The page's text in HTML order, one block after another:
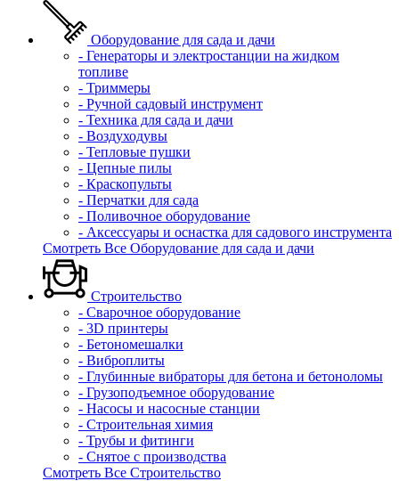
Оборудование для сада и дачи
- Генераторы и электростанции на жидком
топливе
- Триммеры
- Ручной садовый инструмент
- Техника для сада и дачи
- Воздуходувы
- Тепловые пушки
- Цепные пилы
- Краскопульты
- Перчатки для сада
- Поливочное оборудование
- Аксессуары и оснастка для садового инструмента
Смотреть Все Оборудование для сада и дачи
Строительство
- Сварочное оборудование
- 3D принтеры
- Бетономешалки
- Виброплиты
- Глубинные вибраторы для бетона и бетоноломы
- Грузоподъемное оборудование
- Насосы и насосные станции
- Строительная химия
- Трубы и фитинги
- Снятое с производства
Смотреть Все Строительство